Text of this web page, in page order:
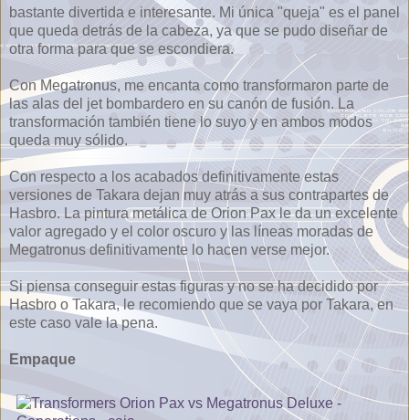
bastante divertida e interesante. Mi única "queja" es el panel
que queda detrás de la cabeza, ya que se pudo diseñar de
otra forma para que se escondiera.
Con Megatronus, me encanta como transformaron parte de
las alas del jet bombardero en su canón de fusión. La
transformación también tiene lo suyo y en ambos modos
queda muy sólido.
Con respecto a los acabados definitivamente estas
versiones de Takara dejan muy atrás a sus contrapartes de
Hasbro. La pintura metálica de Orion Pax le da un excelente
valor agregado y el color oscuro y las líneas moradas de
Megatronus definitivamente lo hacen verse mejor.
Si piensa conseguir estas figuras y no se ha decidido por
Hasbro o Takara, le recomiendo que se vaya por Takara, en
este caso vale la pena.
Empaque